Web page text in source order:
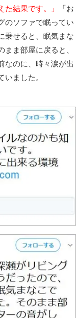
結果です。」
「お
のソファで眠ってい
乗せると、眠気まな
ま部屋に戻ると、
なのに、時々涙が出
ました。